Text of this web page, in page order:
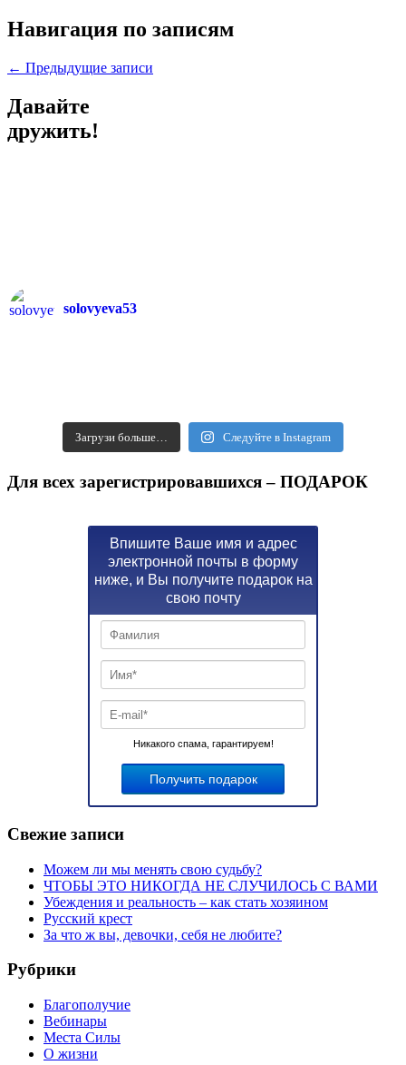
Навигация по записям
← Предыдущие записи
Давайте
дружить!
solovyeva53
Загрузи больше… Следуйте в Instagram
Для всех зарегистрировавшихся – ПОДАРОК
Впишите Ваше имя и адрес
электронной почты в форму
ниже, и Вы получите подарок на
свою почту
Никакого спама, гарантируем!
Свежие записи
Можем ли мы менять свою судьбу?
ЧТОБЫ ЭТО НИКОГДА НЕ СЛУЧИЛОСЬ С ВАМИ
Убеждения и реальность – как стать хозяином
Русский крест
За что ж вы, девочки, себя не любите?
Рубрики
Благополучие
Вебинары
Места Силы
О жизни